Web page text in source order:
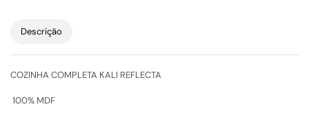
Descrição
COZINHA COMPLETA KALI REFLECTA
100% MDF